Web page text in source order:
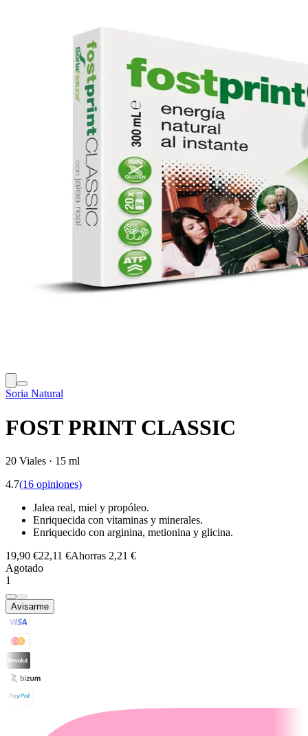
Soria Natural
FOST PRINT CLASSIC
20 Viales · 15 ml
4.7(16 opiniones)
Jalea real, miel y propóleo.
Enriquecida con vitaminas y minerales.
Enriquecido con arginina, metionina y glicina.
19,90 €22,11 €Ahorras 2,21 €
Agotado
1
Avisarme